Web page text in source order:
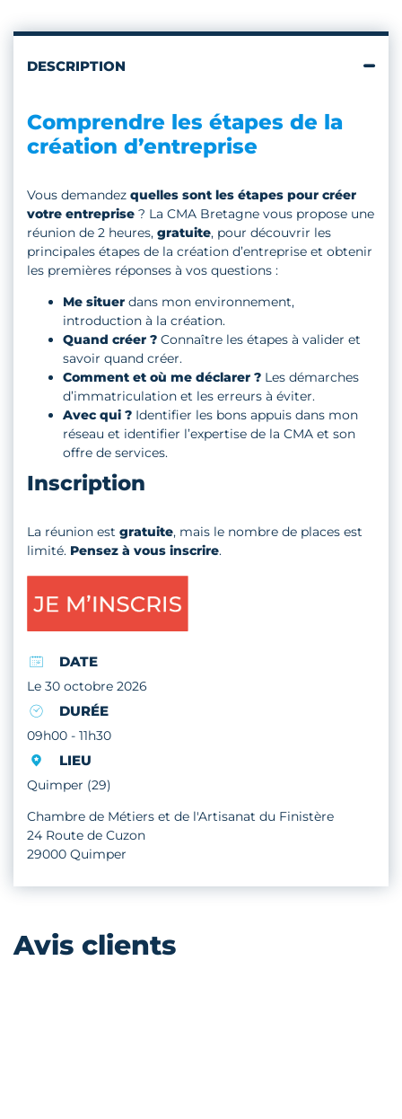
DESCRIPTION
Comprendre les étapes de la
création d’entreprise
Vous demandez quelles sont les étapes pour créer
votre entreprise ? La CMA Bretagne vous propose une
réunion de 2 heures, gratuite, pour découvrir les
principales étapes de la création d’entreprise et obtenir
les premières réponses à vos questions :
Me situer dans mon environnement,
introduction à la création.
Quand créer ? Connaître les étapes à valider et
savoir quand créer.
Comment et où me déclarer ? Les démarches
d’immatriculation et les erreurs à éviter.
Avec qui ? Identifier les bons appuis dans mon
réseau et identifier l’expertise de la CMA et son
offre de services.
Inscription
La réunion est gratuite, mais le nombre de places est
limité. Pensez à vous inscrire.
DATE
Le 30 octobre 2026
DURÉE
09h00 - 11h30
LIEU
Quimper (29)
Chambre de Métiers et de l'Artisanat du Finistère
24 Route de Cuzon
29000 Quimper
Avis clients